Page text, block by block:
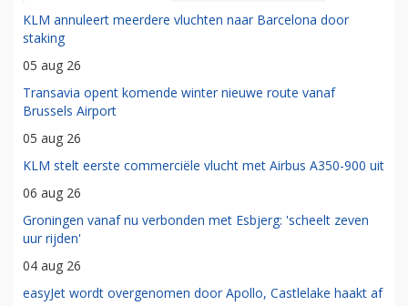
KLM annuleert meerdere vluchten naar Barcelona door
staking
05 aug 26
Transavia opent komende winter nieuwe route vanaf
Brussels Airport
05 aug 26
KLM stelt eerste commerciële vlucht met Airbus A350-900 uit
06 aug 26
Groningen vanaf nu verbonden met Esbjerg: 'scheelt zeven
uur rijden'
04 aug 26
easyJet wordt overgenomen door Apollo, Castlelake haakt af